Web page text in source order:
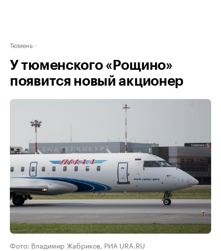
Тюмень
У тюменского «Рощино»
появится новый акционер
Фото: Владимир Жабриков, РИА URA.RU